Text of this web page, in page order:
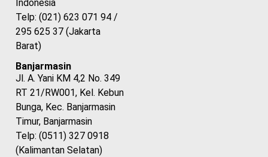
Indonesia
Telp: (021) 623 071 94 /
295 625 37 (Jakarta
Barat)
Banjarmasin
Jl. A. Yani KM 4,2 No. 349
RT 21/RW001, Kel. Kebun
Bunga, Kec. Banjarmasin
Timur, Banjarmasin
Telp: (0511) 327 0918
(Kalimantan Selatan)